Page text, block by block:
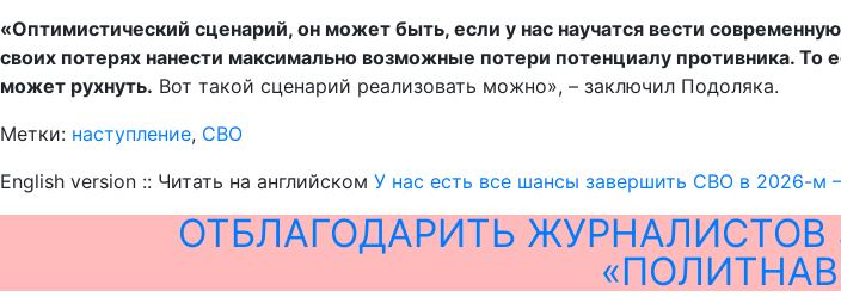
«Оптимистический сценарий, он может быть, если у нас научатся вести
своих потерях нанести максимально возможные потери потенциалу противника. То
может рухнуть. Вот такой сценарий реализовать можно», – заключил Подоляка.
Метки: наступление, СВО
English version :: Читать на английском У нас есть все шансы завершить СВО в 2026-м
ОТБЛАГОДАРИТЬ